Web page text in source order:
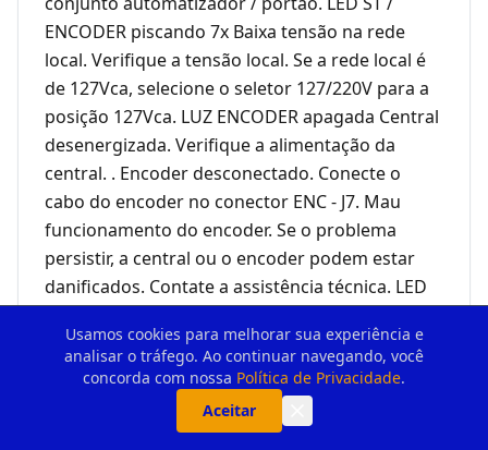
Usamos cookies para melhorar sua experiência e
analisar o tráfego. Ao continuar navegando, você
concorda com nossa Política de Privacidade.
Aceitar